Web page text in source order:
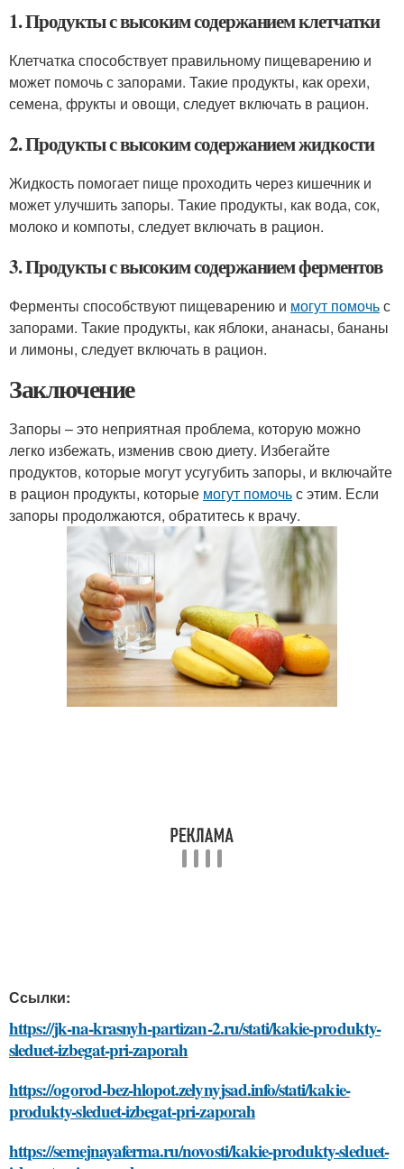
1. Продукты с высоким содержанием клетчатки
Клетчатка способствует правильному пищеварению и
может помочь с запорами. Такие продукты, как орехи,
семена, фрукты и овощи, следует включать в рацион.
2. Продукты с высоким содержанием жидкости
Жидкость помогает пище проходить через кишечник и
может улучшить запоры. Такие продукты, как вода, сок,
молоко и компоты, следует включать в рацион.
3. Продукты с высоким содержанием ферментов
Ферменты способствуют пищеварению и могут помочьс
запорами. Такие продукты, как яблоки, ананасы, бананы
и лимоны, следует включать в рацион.
Заключение
Запоры – это неприятная проблема, которую можно
легко избежать, изменив свою диету. Избегайте
продуктов, которые могут усугубить запоры, и включайте
в рацион продукты, которые могут помочьс этим. Если
запоры продолжаются, обратитесь к врачу.
Ссылки:
https://jk-na-krasnyh-partizan-2.ru/stati/kakie-produkty-
sleduet-izbegat-pri-zaporah
https://ogorod-bez-hlopot.zelynyjsad.info/stati/kakie-
produkty-sleduet-izbegat-pri-zaporah
https://semejnayaferma.ru/novosti/kakie-produkty-sleduet-